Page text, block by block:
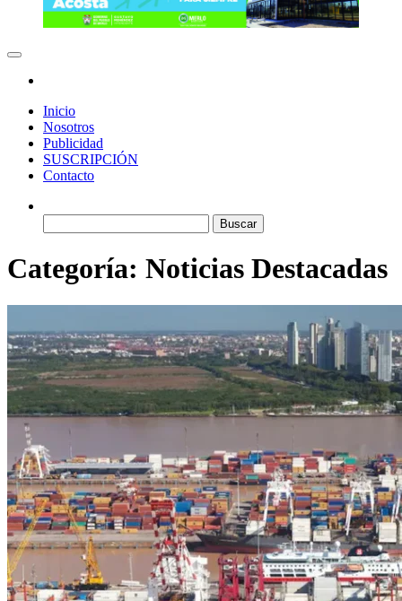
Inicio
Nosotros
Publicidad
SUSCRIPCIÓN
Contacto
Categoría: Noticias Destacadas